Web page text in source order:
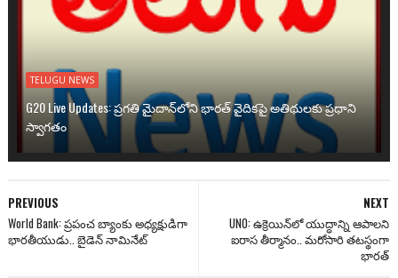
TELUGU NEWS
G20 Live Updates: ప్రగతి మైదాన్‌లోని భారత్ వైదికపై అతిథులకు ప్రధాని
స్వాగతం
NEXT
UNO: ఉక్రెయిన్‌‌లో యుద్ధాన్ని ఆపాలని
ఐరాస తీర్మానం.. మరోసారి తటస్థంగా
భారత్
PREVIOUS
World Bank: ప్రపంచ బ్యాంకు అధ్యక్షుడిగా
భారతీయుడు.. బైడెన్ నామినేట్